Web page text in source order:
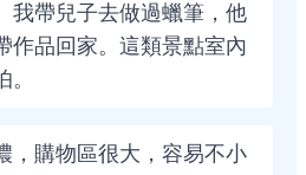
我帶兒子去做過蠟筆，他
作品回家。這類景點室內
，購物區很大，容易不小